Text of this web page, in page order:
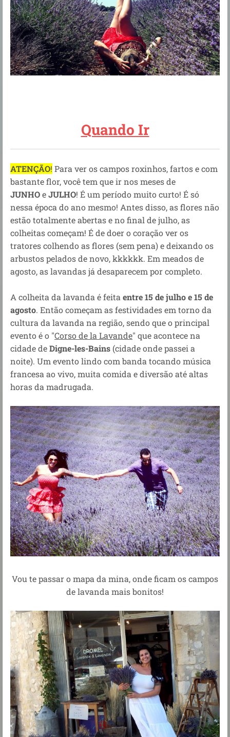
Quando Ir
ATENÇÃO! Para ver os campos roxinhos, fartos e com
bastante flor, você tem que ir nos meses de
JUNHOeJULHO! É um período muito curto! É só
nessa época do ano mesmo! Antes disso, as flores não
estão totalmente abertas e no final de julho, as
colheitas começam! É de doer o coração ver os
tratores colhendo as flores (sem pena) e deixando os
arbustos pelados de novo, kkkkkk. Em meados de
agosto, as lavandas já desaparecem por completo.
A colheita da lavanda é feita entre15 de julho e 15 de
agosto. Então começam as festividades em torno da
cultura da lavanda na região, sendo que o principal
evento é o "Corso de la Lavande" que acontece na
cidade deDigne-les-Bains (cidade onde passei a
noite). Um evento lindo com banda tocando música
francesa ao vivo, muita comida e diversão até altas
horas da madrugada.
Vou te passar o mapa da mina, onde ficam os campos
de lavanda mais bonitos!